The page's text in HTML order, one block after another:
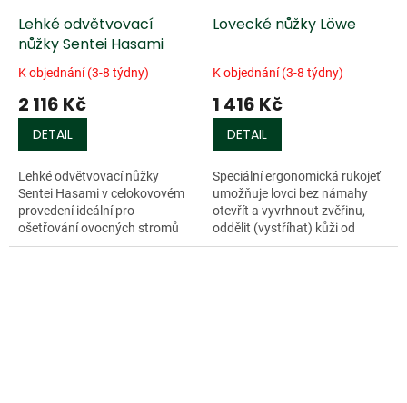
Lehké odvětvovací
nůžky Sentei Hasami
K objednání (3-8 týdny)
2 116 Kč
DETAIL
Lehké odvětvovací nůžky
Sentei Hasami v celokovovém
provedení ideální pro
ošetřování ovocných stromů
a...
Lovecké nůžky Löwe
K objednání (3-8 týdny)
1 416 Kč
DETAIL
Speciální ergonomická rukojeť
umožňuje lovci bez námahy
otevřít a vyvrhnout zvěřinu,
oddělit (vystříhat) kůži od
masa, stříhat...